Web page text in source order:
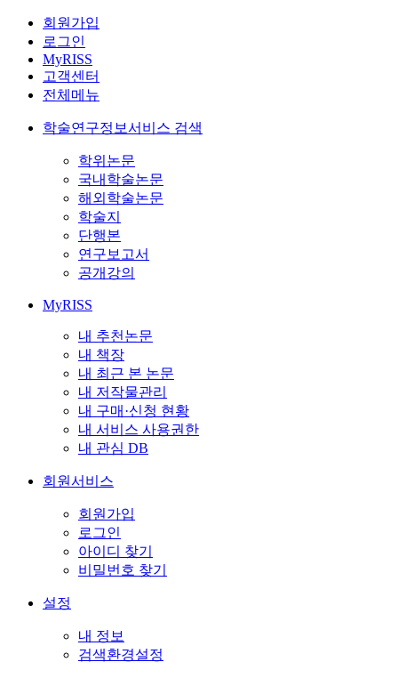
회원가입
로그인
MyRISS
고객센터
전체메뉴
학술연구정보서비스 검색
학위논문
국내학술논문
해외학술논문
학술지
단행본
연구보고서
공개강의
MyRISS
내 추천논문
내 책장
내 최근 본 논문
내 저작물관리
내 구매·신청 현황
내 서비스 사용권한
내 관심 DB
회원서비스
회원가입
로그인
아이디 찾기
비밀번호 찾기
설정
내 정보
검색환경설정